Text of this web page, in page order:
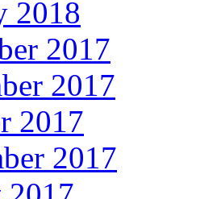
2018
2017
2017
2017
2017